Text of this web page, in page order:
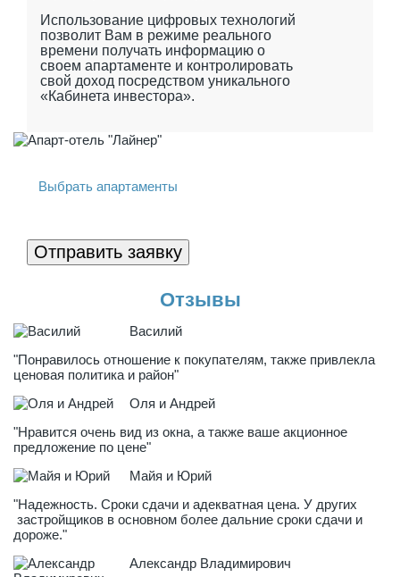
Использование цифровых технологий
позволит Вам в режиме реального
времени получать информацию о
своем апартаменте и контролировать
свой доход посредством уникального
«Кабинета инвестора».
Выбрать апартаменты
Отправить заявку
Отзывы
Василий
"Понравилось отношение к покупателям, также привлекла
ценовая политика и район"
Оля и Андрей
"Нравится очень вид из окна, а также ваше акционное
предложение по цене"
Майя и Юрий
"Надежность. Сроки сдачи и адекватная цена. У других
застройщиков в основном более дальние сроки сдачи и
дороже."
Александр Владимирович